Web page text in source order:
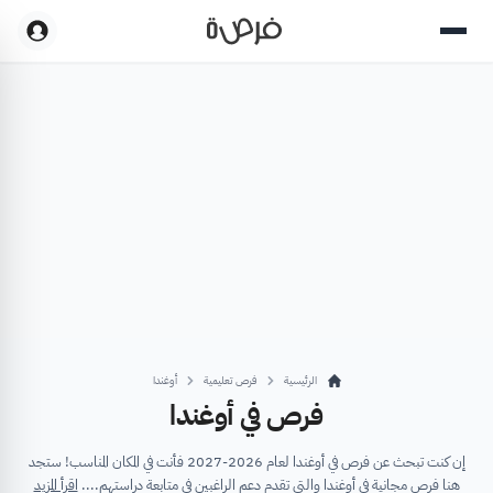
الرئيسية فرص تعليمية أوغندا
فرص في أوغندا
إن كنت تبحث عن فرص في أوغندا لعام 2026-2027 فأنت في المكان المناسب! ستجد
هنا فرص مجانية في أوغندا والتي تقدم دعم الراغبين في متابعة دراستهم.... اقرأ المزيد